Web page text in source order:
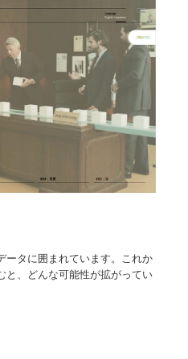
ータに囲まれています。これか
と、どんな可能性が拡がってい